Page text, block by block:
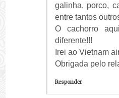
galinha, porco,
entre tantos
O cachorro
diferente!!!
Irei ao Vietnam
Obrigada pelo
Responder